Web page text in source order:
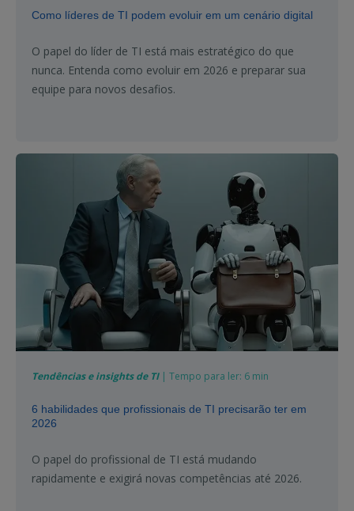
Como líderes de TI podem evoluir em um cenário digital
O papel do líder de TI está mais estratégico do que
nunca. Entenda como evoluir em 2026 e preparar sua
equipe para novos desafios.
Tendências e insights de TI| Tempo para ler: 6 min
6 habilidades que profissionais de TI precisarão ter em
2026
O papel do profissional de TI está mudando
rapidamente e exigirá novas competências até 2026.